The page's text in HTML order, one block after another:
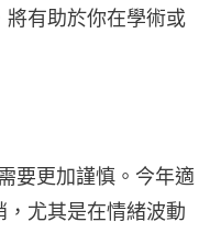
將有助於你在學術或
要更加謹慎。今年適
尤其是在情緒波動